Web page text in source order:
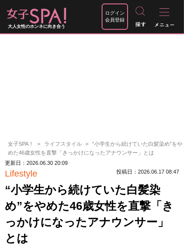
大人女性のホンネに向き合う
ログイン
会員登録
女子SPA！ ライフスタイル
“小学生から続けていた白髪染め”をや
めた46歳女性を直撃「きっかけになったアナウンサー」とは
更新日：2026.06.30 20:09
Lifestyle 投稿日：2026.06.17 08:47
“小学生から続けていた白髪染
め”をやめた46歳女性を直撃「き
っかけになったアナウンサー」
とは